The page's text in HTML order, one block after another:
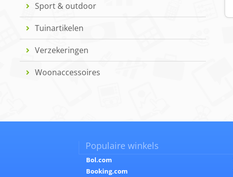
Sport & outdoor
Tuinartikelen
Verzekeringen
Woonaccessoires
Populaire winkels
Bol.com
Booking.com